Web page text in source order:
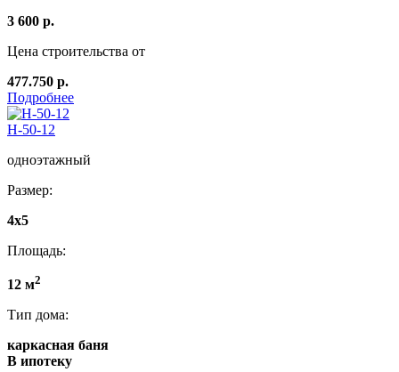
3 600 р.
Цена строительства от
477.750 р.
Подробнее
Н-50-12
одноэтажный
Размер:
4x5
Площадь:
12 м2
Тип дома:
каркасная баня
В ипотеку